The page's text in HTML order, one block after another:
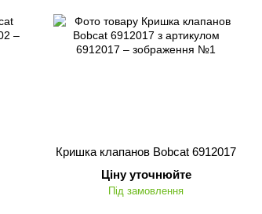
Кришка клапанов Bobcat 6912017
Ціну уточнюйте
Під замовлення